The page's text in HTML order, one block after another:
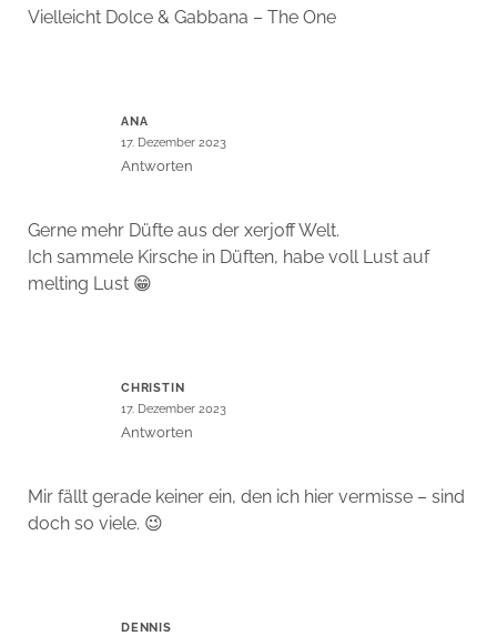
Vielleicht Dolce & Gabbana – The One
ANA
17. Dezember 2023
Antworten
Gerne mehr Düfte aus der xerjoff Welt.
Ich sammele Kirsche in Düften, habe voll Lust auf
melting Lust 😁
CHRISTIN
17. Dezember 2023
Antworten
Mir fällt gerade keiner ein, den ich hier vermisse – sind
doch so viele. 😉
DENNIS